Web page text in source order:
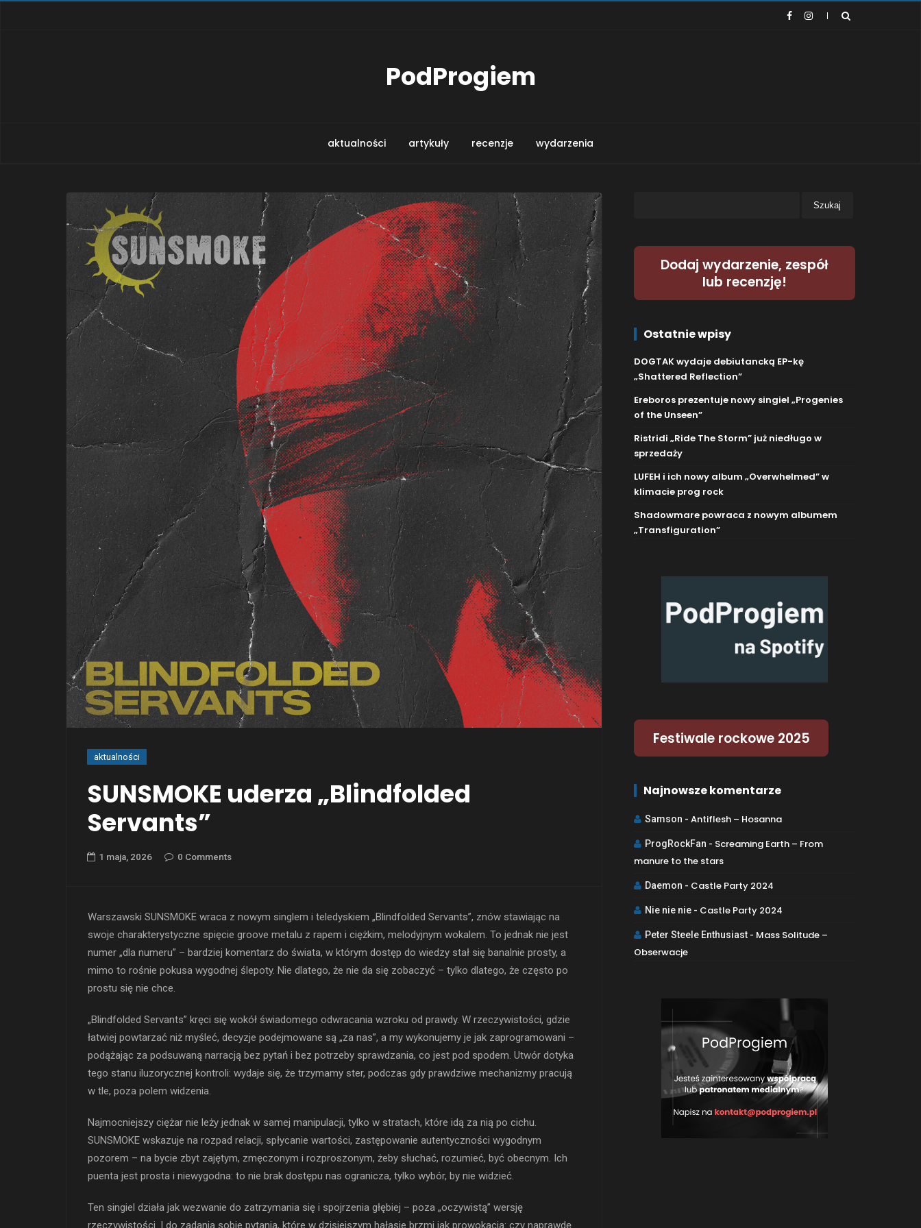
PodProgiem
aktualności artykuły recenzje wydarzenia
aktualności
SUNSMOKE uderza „Blindfolded
Servants”
1 maja, 2026 0 Comments
Warszawski SUNSMOKE wraca z nowym singlem i teledyskiem „Blindfolded Servants”, znów stawiając na
swoje charakterystyczne spięcie groove metalu z rapem i ciężkim, melodyjnym wokalem. To jednak nie jest
numer „dla numeru” – bardziej komentarz do świata, w którym dostęp do wiedzy stał się banalnie prosty, a
mimo to rośnie pokusa wygodnej ślepoty. Nie dlatego, że nie da się zobaczyć – tylko dlatego, że często po
prostu się nie chce.
„Blindfolded Servants” kręci się wokół świadomego odwracania wzroku od prawdy. W rzeczywistości, gdzie
łatwiej powtarzać niż myśleć, decyzje podejmowane są „za nas”, a my wykonujemy je jak zaprogramowani –
podążając za podsuwaną narracją bez pytań i bez potrzeby sprawdzania, co jest pod spodem. Utwór dotyka
tego stanu iluzorycznej kontroli: wydaje się, że trzymamy ster, podczas gdy prawdziwe mechanizmy pracują
w tle, poza polem widzenia.
Najmocniejszy ciężar nie leży jednak w samej manipulacji, tylko w stratach, które idą za nią po cichu.
SUNSMOKE wskazuje na rozpad relacji, spłycanie wartości, zastępowanie autentyczności wygodnym
pozorem – na bycie zbyt zajętym, zmęczonym i rozproszonym, żeby słuchać, rozumieć, być obecnym. Ich
puenta jest prosta i niewygodna: to nie brak dostępu nas ogranicza, tylko wybór, by nie widzieć.
Ten singiel działa jak wezwanie do zatrzymania się i spojrzenia głębiej – poza „oczywistą” wersję
rzeczywistości. I do zadania sobie pytania, które w dzisiejszym hałasie brzmi jak prowokacja: czy naprawdę
Dodaj wydarzenie, zespół
lub recenzję!
Ostatnie wpisy
DOGTAK wydaje debiutancką EP-kę
„Shattered Reflection”
Ereboros prezentuje nowy singiel „Progenies
of the Unseen”
Ristridi „Ride The Storm” już niedługo w
sprzedaży
LUFEH i ich nowy album „Overwhelmed” w
klimacie prog rock
Shadowmare powraca z nowym albumem
„Transfiguration”
Festiwale rockowe 2025
Najnowsze komentarze
Samson -Antiflesh – Hosanna
ProgRockFan - Screaming Earth – From
manure to the stars
Daemon - Castle Party 2024
Nie nie nie - Castle Party 2024
Peter Steele Enthusiast - Mass Solitude –
Obserwacje